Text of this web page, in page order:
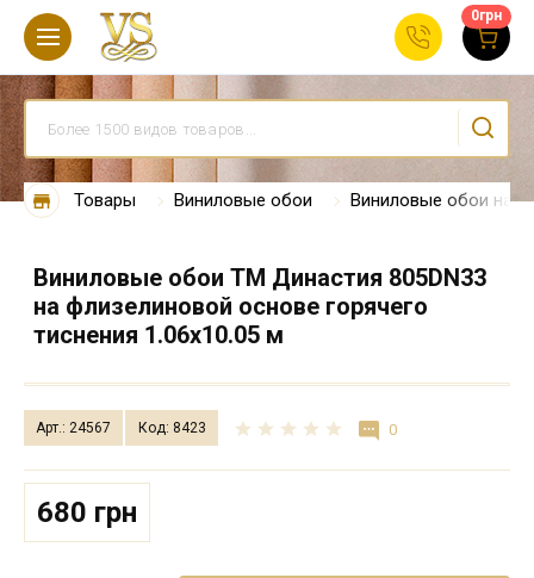
0грн
Товары Виниловые обои Виниловые обои на
Виниловые обои ТМ Династия 805DN33
на флизелиновой основе горячего
тиснения 1.06х10.05 м
Арт.: 24567 Код: 8423 0
680 грн